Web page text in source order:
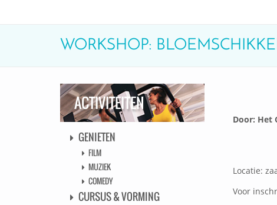
WORKSHOP:
ACTIVITEITEN
GENIETEN
FILM
MUZIEK
COMEDY
CURSUS & VORMING
Door: Het
Locatie:
Voor